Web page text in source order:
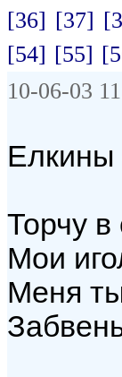
[36] [37]
[54] [55]
10-06-03
Елкины
Торчу в
Мои
Меня